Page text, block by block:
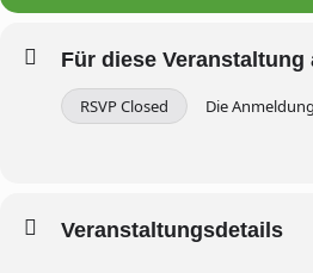
Für diese Veranstaltung
RSVP Closed Die
Veranstaltungsdetails